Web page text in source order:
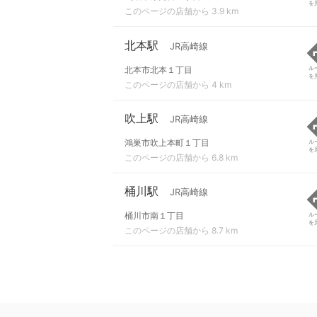
このページの店舗から 3.9 km
を
北本駅 JR高崎線
北本市北本１丁目
このページの店舗から 4 km
ル
を
吹上駅 JR高崎線
鴻巣市吹上本町１丁目
このページの店舗から 6.8 km
ル
を
桶川駅 JR高崎線
桶川市南１丁目
このページの店舗から 8.7 km
ル
を